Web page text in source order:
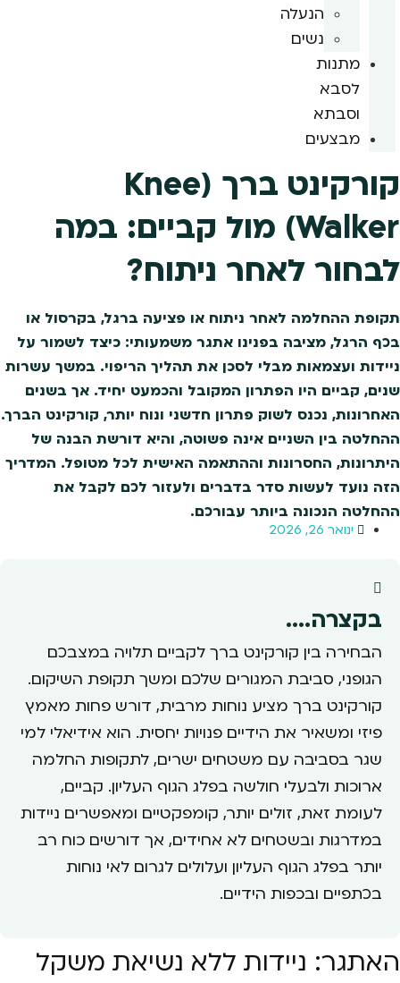
הנעלה
נשים
מתנות
לסבא
וסבתא
מבצעים
קורקינט ברך (Knee
Walker) מול קביים: במה
לבחור לאחר ניתוח?
תקופת ההחלמה לאחר ניתוח או פציעה ברגל, בקרסול או
בכף הרגל, מציבה בפנינו אתגר משמעותי: כיצד לשמור על
ניידות ועצמאות מבלי לסכן את תהליך הריפוי. במשך עשרות
שנים, קביים היו הפתרון המקובל והכמעט יחיד. אך בשנים
האחרונות, נכנס לשוק פתרון חדשני ונוח יותר, קורקינט הברך.
ההחלטה בין השניים אינה פשוטה, והיא דורשת הבנה של
היתרונות, החסרונות וההתאמה האישית לכל מטופל. המדריך
הזה נועד לעשות סדר בדברים ולעזור לכם לקבל את
ההחלטה הנכונה ביותר עבורכם.
ינואר 26, 2026
בקצרה....
הבחירה בין קורקינט ברך לקביים תלויה במצבכם
הגופני, סביבת המגורים שלכם ומשך תקופת השיקום.
קורקינט ברך מציע נוחות מרבית, דורש פחות מאמץ
פיזי ומשאיר את הידיים פנויות יחסית. הוא אידיאלי למי
שגר בסביבה עם משטחים ישרים, לתקופות החלמה
ארוכות ולבעלי חולשה בפלג הגוף העליון. קביים,
לעומת זאת, זולים יותר, קומפקטיים ומאפשרים ניידות
במדרגות ובשטחים לא אחידים, אך דורשים כוח רב
יותר בפלג הגוף העליון ועלולים לגרום לאי נוחות
בכתפיים ובכפות הידיים.
האתגר: ניידות ללא נשיאת משקל